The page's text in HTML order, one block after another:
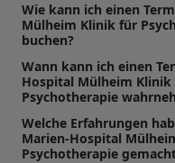
Wie kann ich einen
Mülheim Klinik für
buchen?
Wann kann ich einen
Hospital Mülheim
Psychotherapie
Welche Erfahrungen
Marien-Hospital
Psychotherapie